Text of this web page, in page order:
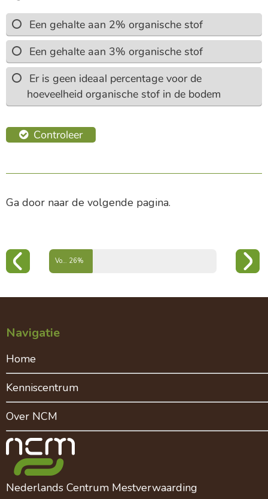
Ga door naar de volgende pagina.
Voortgang hoofdstuk organische stof 26%
Navigatie
Home
Kenniscentrum
Over NCM
Nederlands Centrum Mestverwaarding